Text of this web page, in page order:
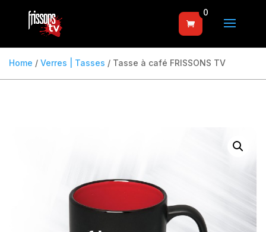
0
Home / Verres | Tasses / Tasse à café FRISSONS TV